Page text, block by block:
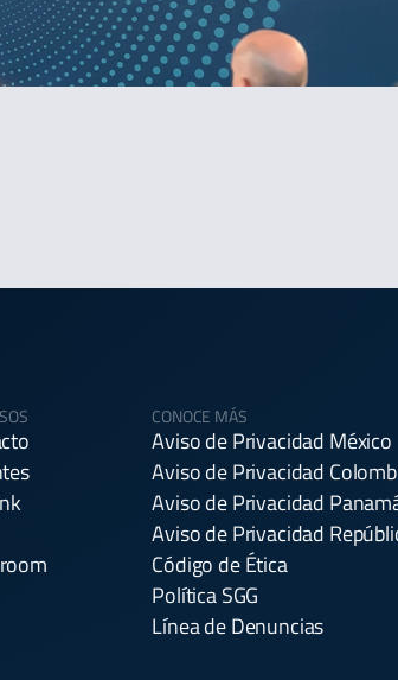
CONOCE MÁS
Aviso de Privacidad México
Aviso de Privacidad
Aviso de Privacidad
Aviso de Privacidad
Código de Ética
Política SGG
Línea de Denuncias